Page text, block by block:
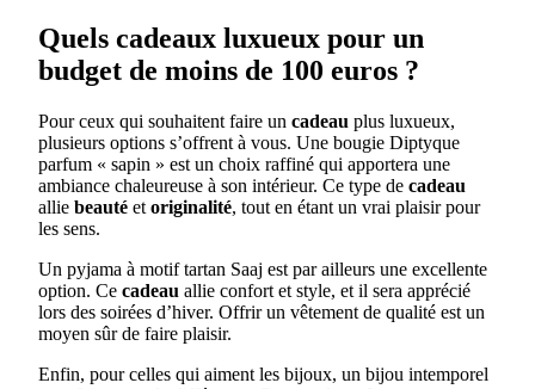
Quels cadeaux luxueux pour un
budget de moins de 100 euros ?
Pour ceux qui souhaitent faire un cadeau plus luxueux,
plusieurs options s’offrent à vous. Une bougie Diptyque
parfum « sapin » est un choix raffiné qui apportera une
ambiance chaleureuse à son intérieur. Ce type de cadeau
allie beauté et originalité, tout en étant un vrai plaisir pour
les sens.
Un pyjama à motif tartan Saaj est par ailleurs une excellente
option. Ce cadeau allie confort et style, et il sera apprécié
lors des soirées d’hiver. Offrir un vêtement de qualité est un
moyen sûr de faire plaisir.
Enfin, pour celles qui aiment les bijoux, un bijou intemporel